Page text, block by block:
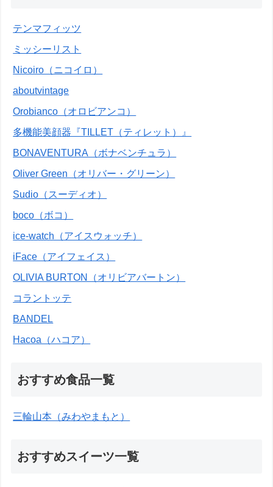
テンマフィッツ
ミッシーリスト
Nicoiro（ニコイロ）
aboutvintage
Orobianco（オロビアンコ）
多機能美顔器『TILLET（ティレット）』
BONAVENTURA（ボナベンチュラ）
Oliver Green（オリバー・グリーン）
Sudio（スーディオ）
boco（ボコ）
ice-watch（アイスウォッチ）
iFace（アイフェイス）
OLIVIA BURTON（オリビアバートン）
コラントッテ
BANDEL
Hacoa（ハコア）
おすすめ食品一覧
三輪山本（みわやまもと）
おすすめスイーツ一覧